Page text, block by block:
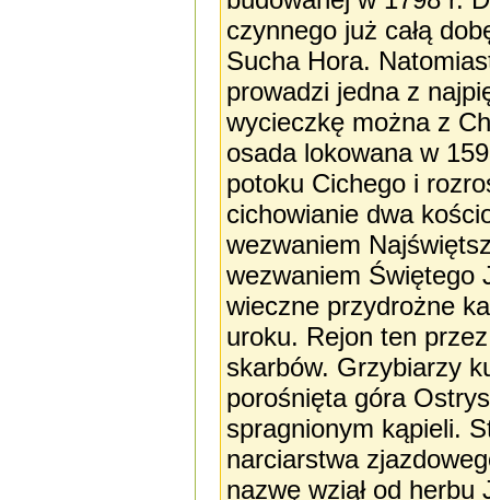
czynnego już całą
Sucha Hora.
prowadzi jedna z
wycieczkę można z
osada lokowana w
potoku Cichego i
cichowianie dwa
wezwaniem
wezwaniem Świętego
wieczne przydrożne
uroku. Rejon ten
skarbów. Grzybiarzy
porośnięta góra
spragnionym kąpieli.
narciarstwa
nazwę wziął od